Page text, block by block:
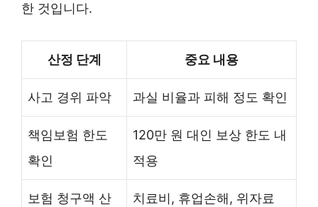
한 것입니다.
산정 단계 중요 내용
사고 경위 파악 과실 비율과 피해 정도 확인
책임보험 한도
확인
120만 원 대인 보상 한도 내
적용
보험 청구액 산
치료비, 휴업손해, 위자료